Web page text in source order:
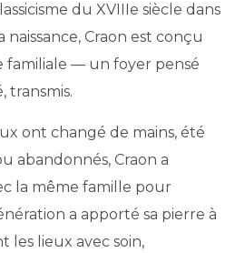
du XVIIIe siècle dans
naissance, Craon est conçu
— un foyer pensé
transmis.
ont changé de mains, été
abandonnés, Craon a
la même famille pour
a apporté sa pierre à
les lieux avec soin,